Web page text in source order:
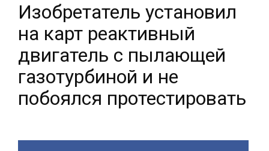
Изобретатель установил
на карт реактивный
двигатель с пылающей
газотурбиной и не
побоялся протестировать